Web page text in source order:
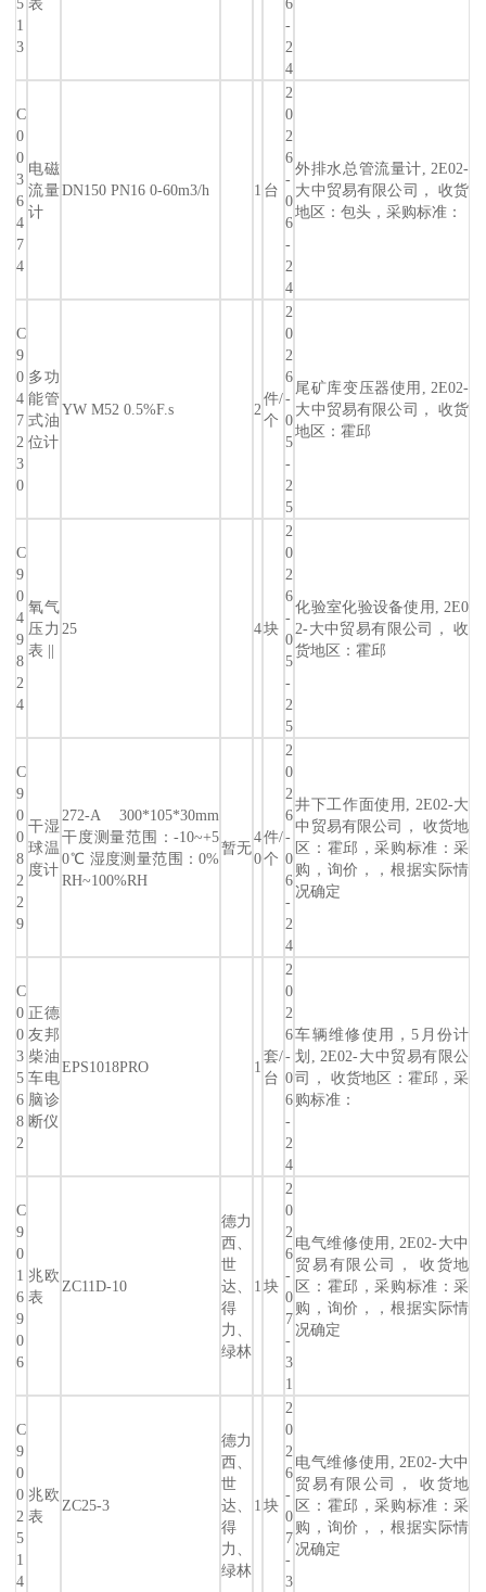
5
1
3
表
6
-
2
4
C
0
0
3
6
4
7
4
电磁
流量
计
DN150 PN16 0-60m3/h 1 台
2
0
2
6
-
0
6
-
2
4
外排水总管流量计, 2E02-
大中贸易有限公司， 收货
地区：包头，采购标准：
C
9
0
4
7
2
3
0
多功
能管
式油
位计
YW M52 0.5%F.s 2
件/
个
2
0
2
6
-
0
5
-
2
5
尾矿库变压器使用, 2E02-
大中贸易有限公司， 收货
地区：霍邱
C
9
0
4
9
8
2
4
氧气
压力
表 ||
25 4块
2
0
2
6
-
0
5
-
2
5
化验室化验设备使用, 2E0
2-大中贸易有限公司， 收
货地区：霍邱
C
9
0
0
8
2
2
9
干湿
球温
度计
272-A 300*105*30mm
干度测量范围：-10~+5
0℃ 湿度测量范围：0%
RH~100%RH
暂无
4
0
件/
个
2
0
2
6
-
0
6
-
2
4
井下工作面使用, 2E02-大
中贸易有限公司， 收货地
区：霍邱，采购标准：采
购，询价，，根据实际情
况确定
C
0
0
3
5
6
8
2
正德
友邦
柴油
车电
脑诊
断仪
EPS1018PRO 1
套/
台
2
0
2
6
-
0
6
-
2
4
车辆维修使用，5月份计
划, 2E02-大中贸易有限公
司， 收货地区：霍邱，采
购标准：
C
9
0
1
6
9
0
6
兆欧
表
ZC11D-10
德力
西、
世
达、
得
力、
绿林
1 块
2
0
2
6
-
0
7
-
3
1
电气维修使用, 2E02-大中
贸易有限公司， 收货地
区：霍邱，采购标准：采
购，询价，，根据实际情
况确定
C
9
0
0
2
5
1
4
兆欧
表
ZC25-3
德力
西、
世
达、
得
力、
绿林
1 块
2
0
2
6
-
0
7
-
3
电气维修使用, 2E02-大中
贸易有限公司， 收货地
区：霍邱，采购标准：采
购，询价，，根据实际情
况确定